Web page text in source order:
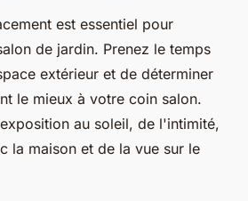
est essentiel pour
de jardin. Prenez le temps
extérieur et de déterminer
le mieux à votre coin salon.
au soleil, de l'intimité,
la maison et de la vue sur le